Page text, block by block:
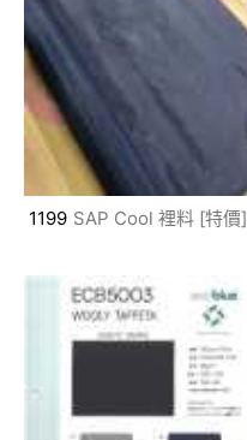
1199 SAP Cool 裡料 [特價]